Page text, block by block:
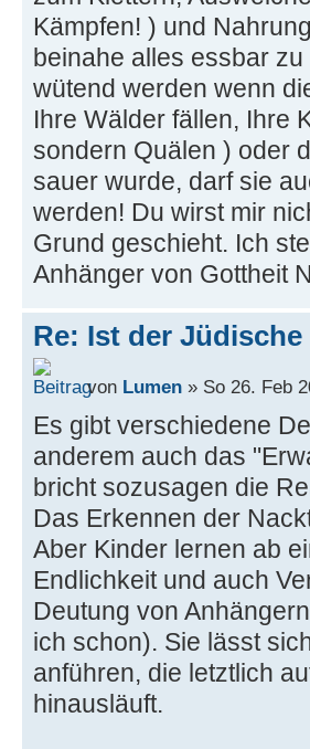
Kämpfen! ) und
beinahe alles essbar
wütend werden wenn
Ihre Wälder fällen, Ihre
sondern Quälen ) oder
sauer wurde, darf sie
werden! Du wirst mir
Grund geschieht. Ich
Anhänger von Gottheit
Re: Ist der
von Lumen » So 26. Feb
Es gibt verschiedene
anderem auch das
bricht sozusagen die
Das Erkennen der
Aber Kinder lernen ab
Endlichkeit und auch
Deutung von
ich schon). Sie lässt
anführen, die letztlich
hinausläuft.